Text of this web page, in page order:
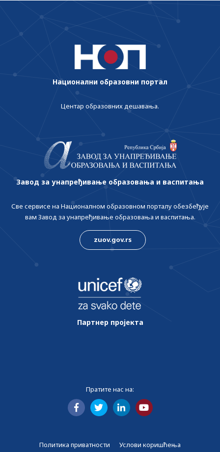
Национални образовни портал
Центар образовних дешавања.
Завод за унапређивање образовања и васпитања
Све сервисе на Националном образовном порталу обезбеђује
вам Завод за унапређивање образовања и васпитања.
zuov.gov.rs
Партнер пројекта
Пратите нас на:
Политика приватности Услови коришћења